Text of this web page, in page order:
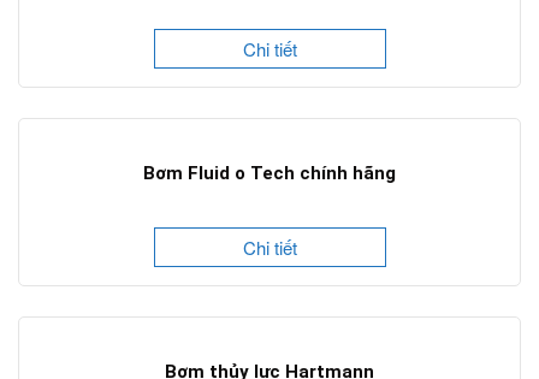
Chi tiết
Bơm Fluid o Tech chính hãng
Chi tiết
Bơm thủy lực Hartmann